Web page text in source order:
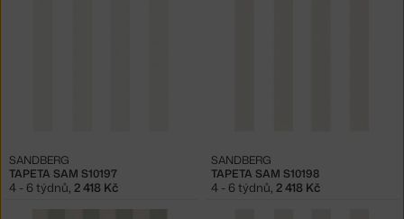
TAPETA SAM S10197
SANDBERG
4 - 6 týdnů, 2 418 Kč
TAPETA SAM S10198
SANDBERG
4 - 6 týdnů, 2 418 Kč